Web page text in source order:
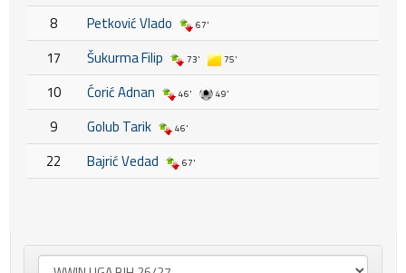
8 Petković Vlado 67'
17 Šukurma Filip 73' 75'
10 Ćorić Adnan 46' 49'
9 Golub Tarik 46'
22 Bajrić Vedad 67'